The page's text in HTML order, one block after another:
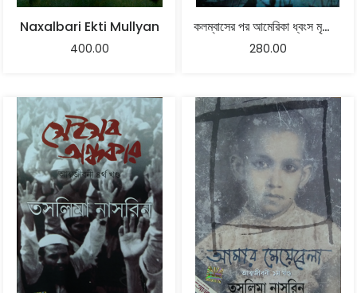
Naxalbari Ekti Mullyan
400.00
কলম্বাসের পর আমেরিকা ধ্বংস মৃত্যু লুণ্ঠন ও গণহত্যা
280.00